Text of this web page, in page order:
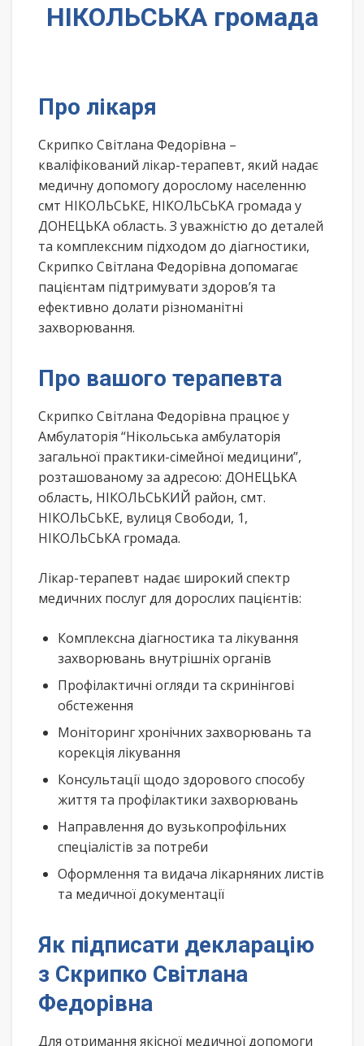
НІКОЛЬСЬКА громада
Про лікаря
Скрипко Світлана Федорівна –
кваліфікований лікар-терапевт, який надає
медичну допомогу дорослому населенню
смт НІКОЛЬСЬКЕ, НІКОЛЬСЬКА громада у
ДОНЕЦЬКА область. З уважністю до деталей
та комплексним підходом до діагностики,
Скрипко Світлана Федорівна допомагає
пацієнтам підтримувати здоров’я та
ефективно долати різноманітні
захворювання.
Про вашого терапевта
Скрипко Світлана Федорівна працює у
Амбулаторія “Нікольська амбулаторія
загальної практики-сімейної медицини”,
розташованому за адресою: ДОНЕЦЬКА
область, НІКОЛЬСЬКИЙ район, смт.
НІКОЛЬСЬКЕ, вулиця Свободи, 1,
НІКОЛЬСЬКА громада.
Лікар-терапевт надає широкий спектр
медичних послуг для дорослих пацієнтів:
Комплексна діагностика та лікування
захворювань внутрішніх органів
Профілактичні огляди та скринінгові
обстеження
Моніторинг хронічних захворювань та
корекція лікування
Консультації щодо здорового способу
життя та профілактики захворювань
Направлення до вузькопрофільних
спеціалістів за потреби
Оформлення та видача лікарняних листів
та медичної документації
Як підписати декларацію
з Скрипко Світлана
Федорівна
Для отримання якісної медичної допомоги